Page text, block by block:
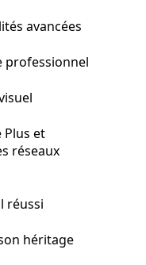
avancées
professionnel
Plus et
réseaux
réussi
héritage